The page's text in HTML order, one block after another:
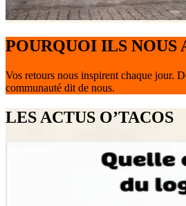
POURQUOI ILS NOUS
Vos retours nous inspirent chaque jour.
communauté dit de nous.
LES ACTUS O’TACOS